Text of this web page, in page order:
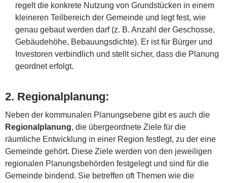
regelt die konkrete Nutzung von Grundstücken in einem
kleineren Teilbereich der Gemeinde und legt fest, wie
genau gebaut werden darf (z. B. Anzahl der Geschosse,
Gebäudehöhe, Bebauungsdichte). Er ist für Bürger und
Investoren verbindlich und stellt sicher, dass die Planung
geordnet erfolgt.
2. Regionalplanung:
Neben der kommunalen Planungsebene gibt es auch die
Regionalplanung, die übergeordnete Ziele für die
räumliche Entwicklung in einer Region festlegt, zu der eine
Gemeinde gehört. Diese Ziele werden von den jeweiligen
regionalen Planungsbehörden festgelegt und sind für die
Gemeinde bindend. Sie betreffen oft Themen wie die